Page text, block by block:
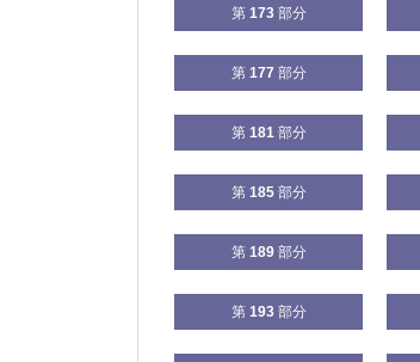
第 173部分
第 177 部分
第 181部分
第 185部分
第 189部分
第 193部分